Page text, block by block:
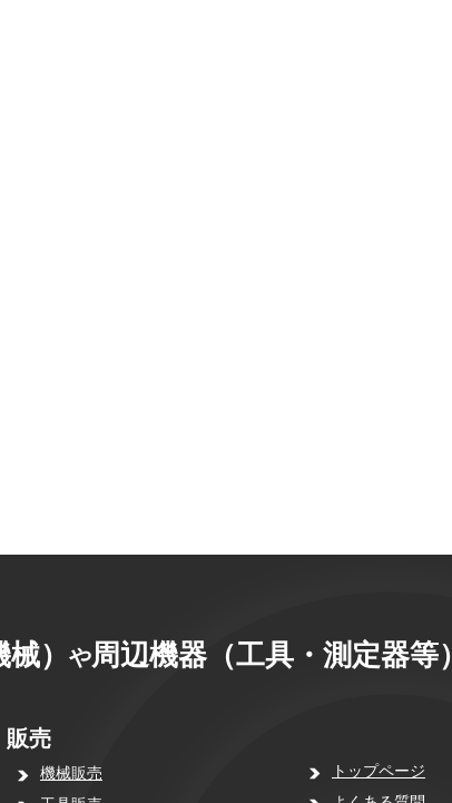
） や周辺機器（工具・測定器等）
販売
機械販売
トップページ